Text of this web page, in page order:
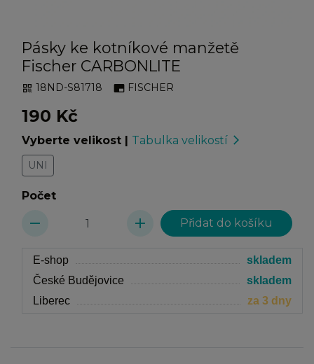
Pásky ke kotníkové manžetě
Fischer CARBONLITE
qr_code 18ND-S81718 branding_watermark FISCHER
190 Kč
Vyberte velikost Tabulka velikostí arrow_forward_ios
UNI
Počet
remove add
E-shop
skladem
České Budějovice
skladem
Liberec
za 3 dny